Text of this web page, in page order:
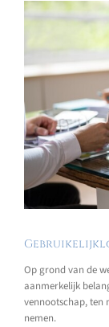
Bekijk
Op grond van de
aanmerkelijk
vennootschap, ten
nemen.